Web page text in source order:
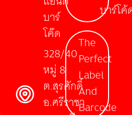
บาร์
โค๊ด
328/40
หมู่ 8
ต.สุรศักดิ์
อ.ศรีราชา
บาร์โค้
The
Perfect
Label
And
Barcode